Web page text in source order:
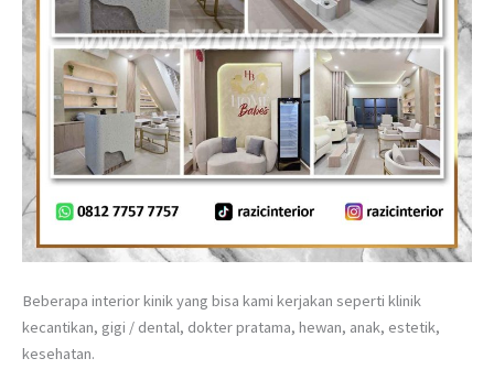
Beberapa interior kinik yang bisa kami kerjakan seperti klinik
kecantikan, gigi / dental, dokter pratama, hewan, anak, estetik,
kesehatan.